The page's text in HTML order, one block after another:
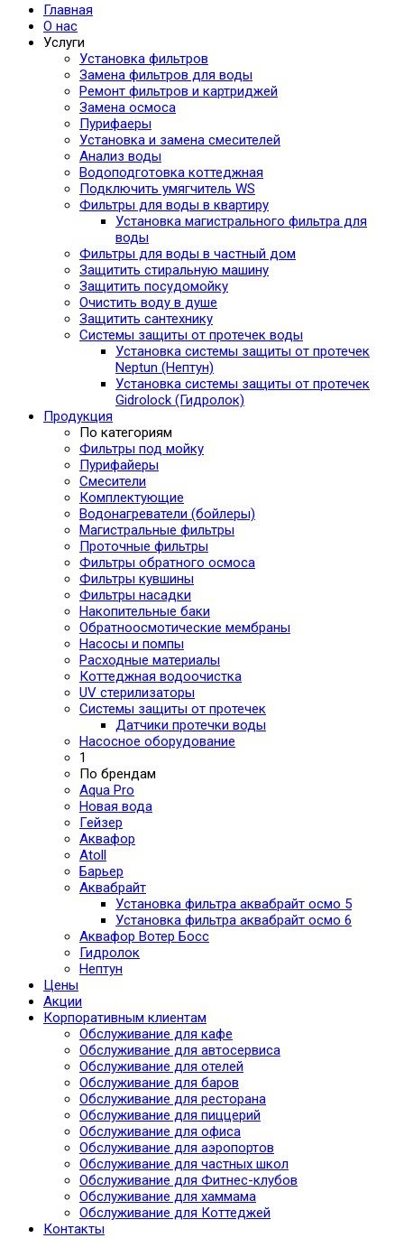
Главная
О нас
Услуги
Установка фильтров
Замена фильтров для воды
Ремонт фильтров и картриджей
Замена осмоса
Пурифаеры
Установка и замена смесителей
Анализ воды
Водоподготовка коттеджная
Подключить умягчитель WS
Фильтры для воды в квартиру
Установка магистрального фильтра для
воды
Фильтры для воды в частный дом
Защитить стиральную машину
Защитить посудомойку
Очистить воду в душе
Защитить сантехнику
Системы защиты от протечек воды
Установка системы защиты от протечек
Neptun (Нептун)
Установка системы защиты от протечек
Gidrolock (Гидролок)
Продукция
По категориям
Фильтры под мойку
Пурифайеры
Смесители
Комплектующие
Водонагреватели (бойлеры)
Магистральные фильтры
Проточные фильтры
Фильтры обратного осмоса
Фильтры кувшины
Фильтры насадки
Накопительные баки
Обратноосмотические мембраны
Насосы и помпы
Расходные материалы
Коттеджная водоочистка
UV стерилизаторы
Системы защиты от протечек
Датчики протечки воды
Насосное оборудование
1
По брендам
Aqua Pro
Новая вода
Гейзер
Аквафор
Atoll
Барьер
Аквабрайт
Установка фильтра аквабрайт осмо 5
Установка фильтра аквабрайт осмо 6
Аквафор Вотер Босс
Гидролок
Нептун
Цены
Акции
Корпоративным клиентам
Обслуживание для кафе
Обслуживание для автосервиса
Обслуживание для отелей
Обслуживание для баров
Обслуживание для ресторана
Обслуживание для пиццерий
Обслуживание для офиса
Обслуживание для аэропортов
Обслуживание для частных школ
Обслуживание для Фитнес-клубов
Обслуживание для хаммама
Обслуживание для Коттеджей
Контакты